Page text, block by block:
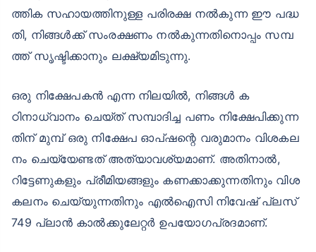
ത്തിക സഹായത്തിനുള്ള പരിരക്ഷ നൽകുന്ന ഈ പദ്ധ
തി, നിങ്ങൾക്ക് സംരക്ഷണം നൽകുന്നതിനൊപ്പം സമ്പ
ത്ത് സൃഷ്ടിക്കാനും ലക്ഷ്യമിടുന്നു.
ഒരു നിക്ഷേപകൻ എന്ന നിലയിൽ, നിങ്ങൾ ക
ഠിനാധ്വാനം ചെയ്ത് സമ്പാദിച്ച പണം നിക്ഷേപിക്കുന്ന
തിന് മുമ്പ് ഒരു നിക്ഷേപ ഓപ്ഷന്റെ വരുമാനം വിശകല
നം ചെയ്യേണ്ടത് അത്യാവശ്യമാണ്. അതിനാൽ,
റിട്ടേണുകളും പ്രീമിയങ്ങളും കണക്കാക്കുന്നതിനും വിശ
കലനം ചെയ്യുന്നതിനും എൽഐസി നിവേഷ് പ്ലസ്
749 പ്ലാൻ കാൽക്കുലേറ്റർ ഉപയോഗപ്രദമാണ്.